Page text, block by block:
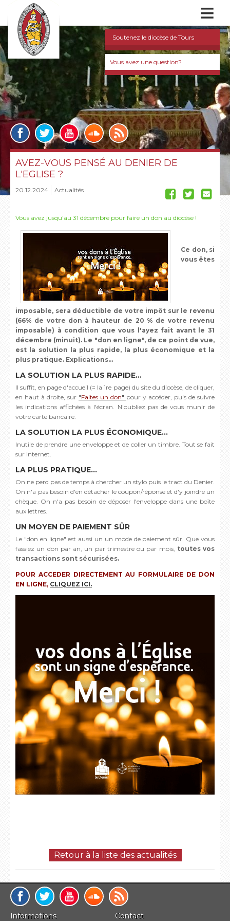
≡
Soutenez le diocèse de Tours
Vous avez une question?
AVEZ-VOUS PENSÉ AU DENIER DE
L'EGLISE ?
20.12.2024 Actualités
Vous avez jusqu'au 31 décembre pour faire un don au diocèse !
Ce don, si
vous êtes
imposable, sera déductible de votre impôt sur le revenu
(66% de votre don à hauteur de 20 % de votre revenu
imposable) à condition que vous l'ayez fait avant le 31
décembre (minuit). Le "don en ligne", de ce point de vue,
est la solution la plus rapide, la plus économique et la
plus pratique. Explications...
LA SOLUTION LA PLUS RAPIDE...
Il suffit, en page d'accueil (= la 1re page) du site du diocèse, de cliquer,
en haut à droite, sur "Faites un don" pour y accéder, puis de suivre
les indications affichées à l'écran. N'oubliez pas de vous munir de
votre carte bancaire.
LA SOLUTION LA PLUS ÉCONOMIQUE...
Inutile de prendre une enveloppe et de coller un timbre. Tout se fait
sur Internet.
LA PLUS PRATIQUE...
On ne perd pas de temps à chercher un stylo puis le tract du Denier.
On n'a pas besoin d'en détacher le coupon/réponse et d'y joindre un
chèque. On n'a pas besoin de déposer l'enveloppe dans une boîte
aux lettres.
UN MOYEN DE PAIEMENT SÛR
Le "don en ligne" est aussi un un mode de paiement sûr. Que vous
fassiez un don par an, un par trimestre ou par mois, toutes vos
transactions sont sécurisées.
POUR ACCEDER DIRECTEMENT AU FORMULAIRE DE DON
EN LIGNE, CLIQUEZ ICI.
Retour à la liste des actualités
Informations Contact